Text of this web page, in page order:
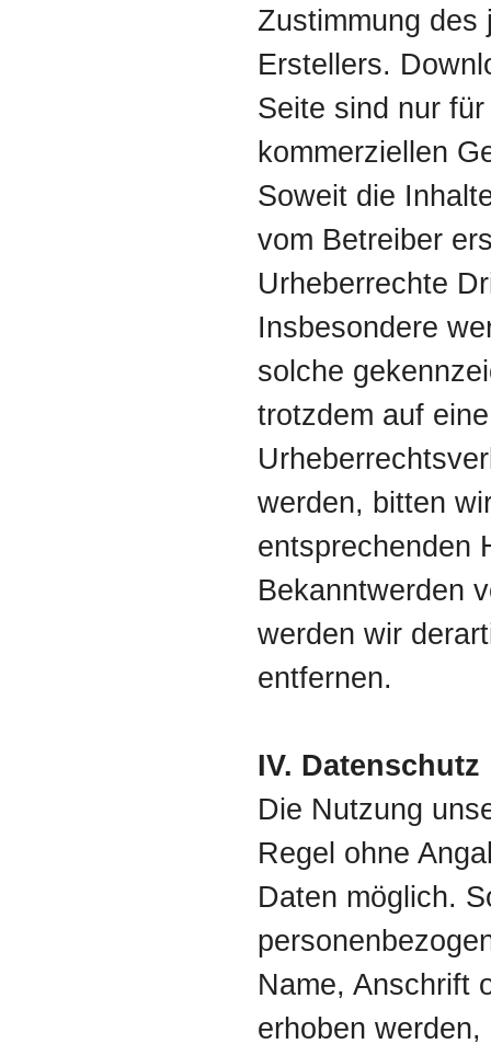
Zustimmung des
Erstellers.
Seite sind nur
kommerziellen
Soweit die
vom Betreiber
Urheberrechte
Insbesondere
solche
trotzdem auf eine
werden, bitten
entsprechenden
Bekanntwerden
werden wir
entfernen.
IV. Datenschutz
Die Nutzung
Regel ohne
Daten möglich.
Name, Anschrift
erhoben